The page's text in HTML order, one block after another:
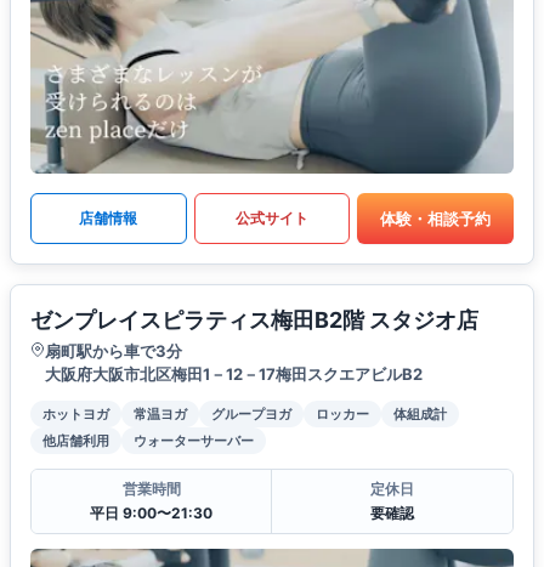
店舗情報 公式サイト 体験・相談予約
ゼンプレイスピラティス梅田B2階 スタジオ店
扇町駅から車で3分
大阪府大阪市北区梅田1－12－17梅田スクエアビルB2
ホットヨガ 常温ヨガ グループヨガ ロッカー
体組成計
他店舗利用
ウォーターサーバー
営業時間
平日 9:00〜21:30
定休日
要確認